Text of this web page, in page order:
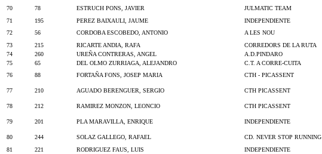
70 78 ESTRUCH PONS, JAVIER JULMATIC TEAM
71
195 PEREZ BAIXAULI, JAUME INDEPENDIENTE
72
56 CORDOBA ESCOBEDO, ANTONIO A LES NOU
73
215 RICARTE ANDIA, RAFA CORREDORS DE LA RUTA
74
260 UREÑA CONTRERAS, ANGEL A.D.PINDARO
75
65 DEL OLMO ZURRIAGA, ALEJANDRO C.T. A CORRE-CUITA
76
88 FORTAÑA FONS, JOSEP MARIA CTH - PICASSENT
77 210 AGUADO BERENGUER, SERGIO CTH PICASSENT
78 212 RAMIREZ MONZON, LEONCIO CTH PICASSENT
79 201 PLA MARAVILLA, ENRIQUE INDEPENDIENTE
80 244 SOLAZ GALLEGO, RAFAEL CD. NEVER STOP RUNNING
81
221 RODRIGUEZ FAUS, LUIS INDEPENDIENTE